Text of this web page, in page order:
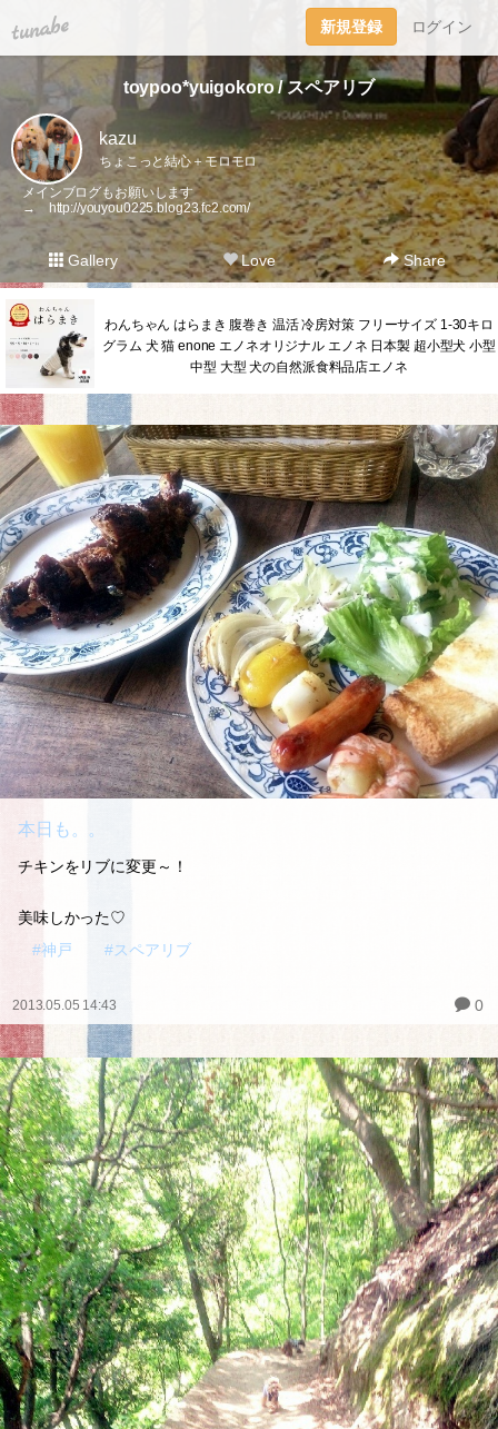
tuna.be 新規登録 ログイン
toypoo*yuigokoro / スペアリブ
kazu
ちょこっと結心＋モロモロ
メインブログもお願いします
→
http://youyou0225.blog23.fc2.com/
Gallery Love Share
わんちゃん はらまき 腹巻き 温活 冷房対策 フリーサイズ 1-30キロ
グラム 犬 猫 enone エノネオリジナル エノネ 日本製 超小型犬 小型
中型 大型 犬の自然派食料品店エノネ
本日も。。
チキンをリブに変更～！
美味しかった♡
#神戸
#スペアリブ
2013.05.05 14:43 0